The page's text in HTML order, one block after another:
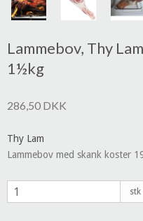
Lammebov, Thy
1½kg
286,50 DKK
Thy Lam
Lammebov med skank koster
stk